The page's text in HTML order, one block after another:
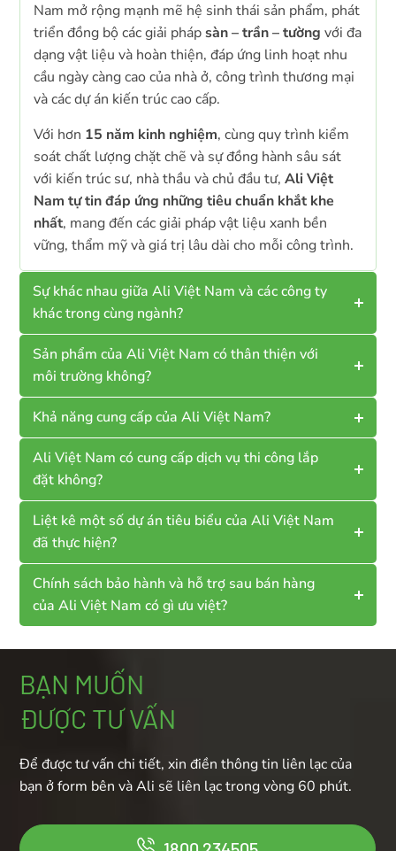
Nam mở rộng mạnh mẽ hệ sinh thái sản phẩm, phát
triển đồng bộ các giải phápsàn – trần – tường với đa
dạng vật liệu và hoàn thiện, đáp ứng linh hoạt nhu
cầu ngày càng cao của nhà ở, công trình thương mại
và các dự án kiến trúc cao cấp.
Với hơn 15 năm kinh nghiệm, cùng quy trình kiểm
soát chất lượng chặt chẽ và sự đồng hành sâu sát
với kiến trúc sư, nhà thầu và chủ đầu tư,Ali Việt
Nam tự tin đáp ứng những tiêu chuẩn khắt khe
nhất, mang đến các giải pháp vật liệu xanh bền
vững, thẩm mỹ và giá trị lâu dài cho mỗi công trình.
Sự khác nhau giữa Ali Việt Nam và các công ty
khác trong cùng ngành?
Sản phẩm của Ali Việt Nam có thân thiện với
môi trường không?
Khả năng cung cấp của Ali Việt Nam?
Ali Việt Nam có cung cấp dịch vụ thi công lắp
đặt không?
Liệt kê một số dự án tiêu biểu của Ali Việt Nam
đã thực hiện?
Chính sách bảo hành và hỗ trợ sau bán hàng
của Ali Việt Nam có gì ưu việt?
BẠN MUỐN
ĐƯỢC TƯ VẤN
Để được tư vấn chi tiết, xin điền thông tin liên lạc của
bạn ở form bên và Ali sẽ liên lạc trong vòng 60 phút.